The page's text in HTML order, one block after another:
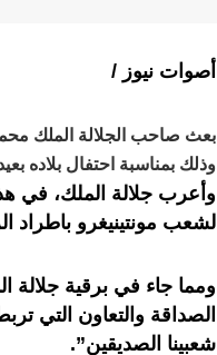
أصوات نيوز /
بعث صاحب الجلالة الملك
وذلك بمناسبة احتفال بلاده
وأعرب جلالة الملك، في
لشعب مونتينيغرو باطراد
ومما جاء في برقية جلالة
الصداقة والتعاون التي
شعبينا الصديقين”.